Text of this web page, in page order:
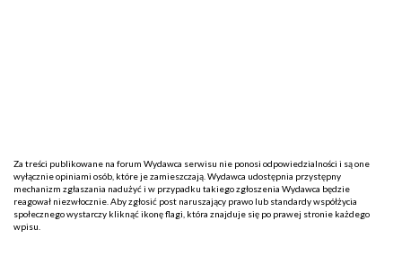
Za treści publikowane na forum Wydawca serwisu nie ponosi odpowiedzialności i są one
wyłącznie opiniami osób, które je zamieszczają. Wydawca udostępnia przystępny
mechanizm zgłaszania nadużyć i w przypadku takiego zgłoszenia Wydawca będzie
reagował niezwłocznie. Aby zgłosić post naruszający prawo lub standardy współżycia
społecznego wystarczy kliknąć ikonę flagi, która znajduje się po prawej stronie każdego
wpisu.